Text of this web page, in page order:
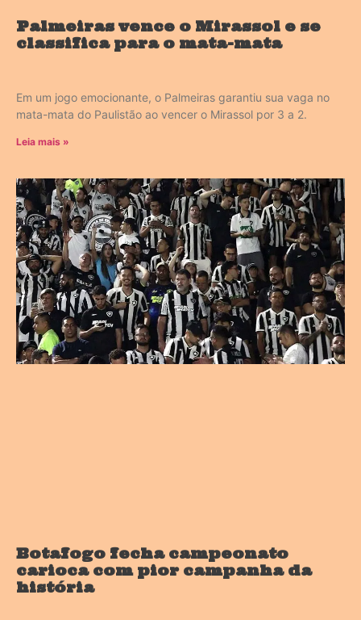
Palmeiras vence o Mirassol e se
classifica para o mata-mata
Em um jogo emocionante, o Palmeiras garantiu sua vaga no
mata-mata do Paulistão ao vencer o Mirassol por 3 a 2.
Leia mais »
Botafogo fecha campeonato
carioca com pior campanha da
história